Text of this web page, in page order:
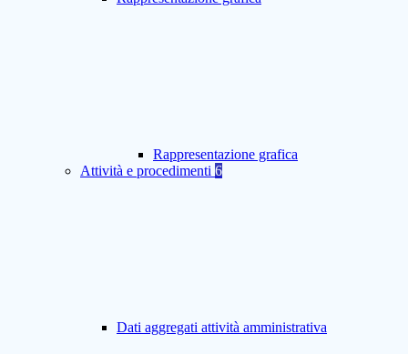
Rappresentazione grafica
Attività e procedimenti 6
Dati aggregati attività amministrativa